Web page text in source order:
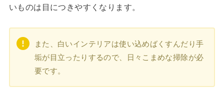
いものは目につきやすくなります。
また、白いインテリアは使い込めばくすんだり手
垢が目立ったりするので、日々こまめな掃除が必
要です。